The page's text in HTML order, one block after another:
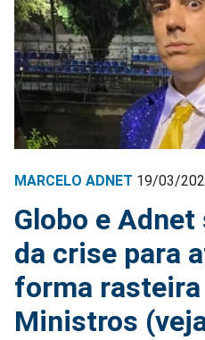
MARCELO ADNET 19/03/
Globo e
da crise para
forma
Ministros